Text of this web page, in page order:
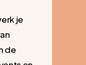
je
de